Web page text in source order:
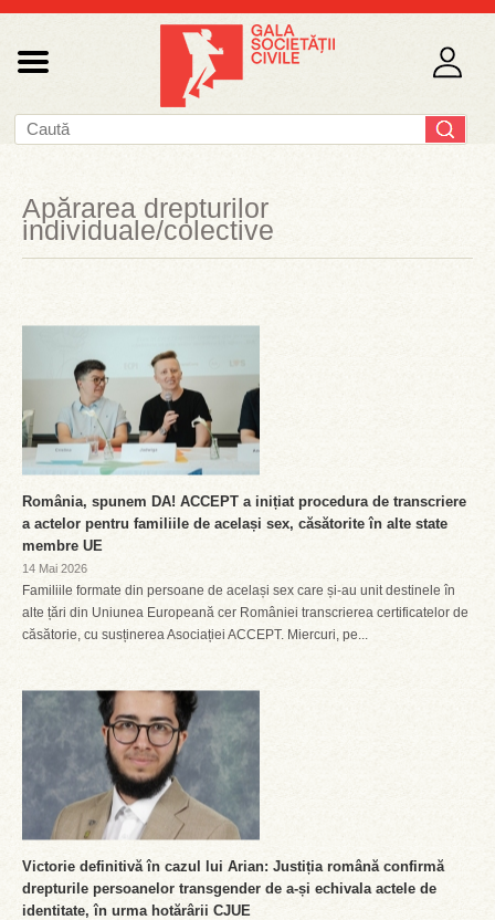
Apărarea drepturilor
individuale/colective
România, spunem DA! ACCEPT a inițiat procedura de transcriere
a actelor pentru familiile de același sex, căsătorite în alte state
membre UE
14 Mai 2026
Familiile formate din persoane de același sex care și-au unit destinele în
alte țări din Uniunea Europeană cer României transcrierea certificatelor de
căsătorie, cu susținerea Asociației ACCEPT. Miercuri, pe...
Victorie definitivă în cazul lui Arian: Justiția română confirmă
drepturile persoanelor transgender de a-și echivala actele de
identitate, în urma hotărârii CJUE